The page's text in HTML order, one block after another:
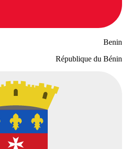
Benin
République du Bénin